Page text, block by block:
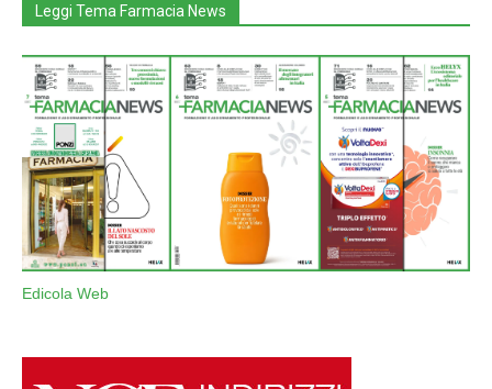
Leggi Tema Farmacia News
Edicola Web